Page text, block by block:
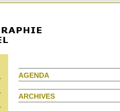
AGENDA
ARCHIVES